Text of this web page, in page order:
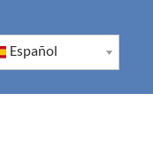
Español